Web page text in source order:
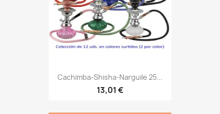
Cachimba-Shisha-Narguile 25...
13,01 €